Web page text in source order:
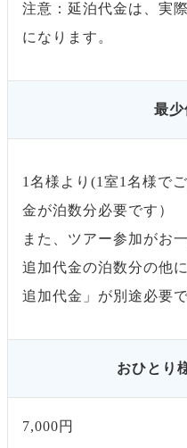
注意：延泊代金は、実
になります。
最少
1名様より(1室1名様で
金が泊数分必要です）
また、ツアー参加がお
追加代金の泊数分の他
追加代金」が別途必要で
おひとり
7,000円